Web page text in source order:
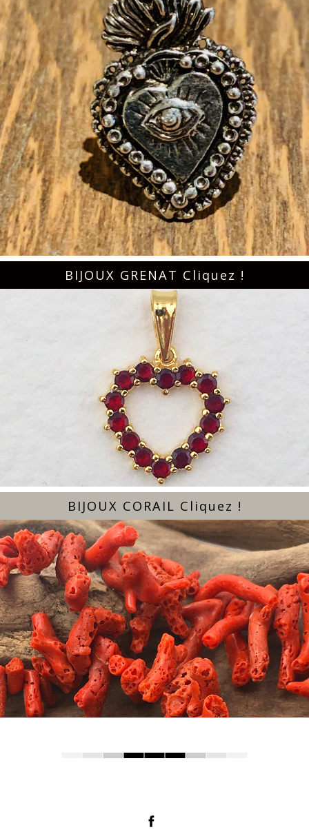
BIJOUX GRENAT Cliquez !
BIJOUX CORAIL Cliquez !